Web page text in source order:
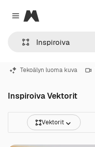
Close menu
Magnific
Tekoälyn luoma kuva
Inspiroiva Vektorit
Vektorit